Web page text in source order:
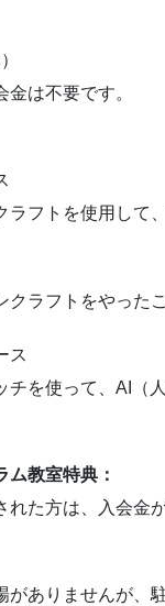
は不要です。
フトを使用して、
をやったこと
ス
使って、AI（人
ム教室特典：
た方は、入会金が
ありませんが、駐